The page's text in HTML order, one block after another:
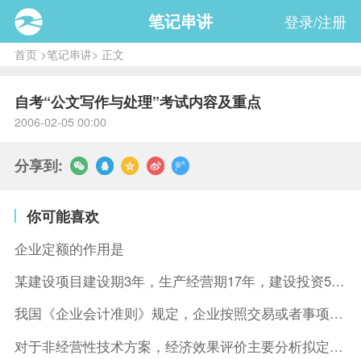
笔记串讲 登录/注册
首页>笔记串讲> 正文
自考“公文写作与处理”考试内容及重点
2006-02-05 00:00
分享到:
你可能喜欢
企业定额的作用是
某建设项目建设期3年，生产经营期17年，建设投资5500万元
我国《企业会计准则》规定，企业按照交易或者事项的经济特征确定
对于非经营性技术方案，经济效果评价主要分析拟定方案的( )。